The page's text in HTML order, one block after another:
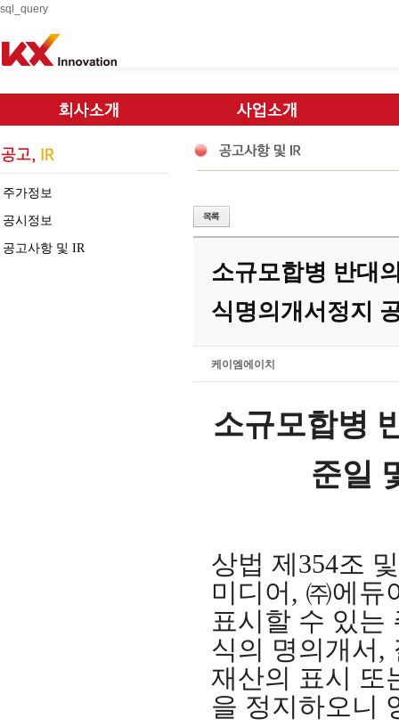
sql_query
주가정보
공시정보
공고사항 및 IR
소규모합병 반대
식명의개서정지
케이엠에이치
소규모합병
준일
상법 제354조
미디어, ㈜에듀
표시할 수 있는
식의 명의개서,
재산의 표시 또
을 정지하오니